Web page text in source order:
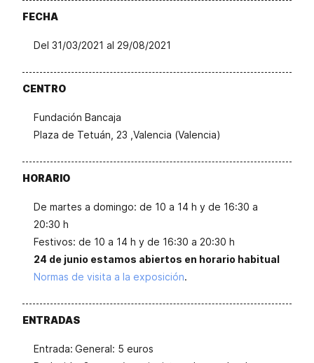
FECHA
Del 31/03/2021 al 29/08/2021
CENTRO
Fundación Bancaja
Plaza de Tetuán, 23 ,Valencia (Valencia)
HORARIO
De martes a domingo: de 10 a 14 h y de 16:30 a
20:30 h
Festivos: de 10 a 14 h y de 16:30 a 20:30 h
24 de junio estamos abiertos en horario habitual
Normas de visita a la exposición.
ENTRADAS
Entrada: General: 5 euros